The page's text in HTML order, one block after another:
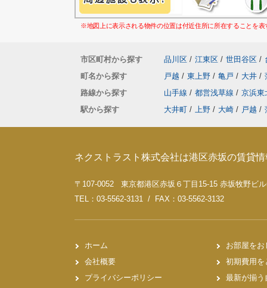
※地図上に表示される物件の位置は付近住所に所在することを
市区町村から探す 品川区 / 江東区 / 世田谷区 /
町名から探す
戸越 / 東上野 / 亀戸 / 大井 /
路線から探す
山手線 / 都営浅草線 / 京浜
駅から探す
大井町 / 上野 / 大崎 / 戸越 /
ネクストラスト株式会社は港区赤坂の賃貸
〒107-0052 東京都港区赤坂６丁目15-15 赤坂牧野ビ
TEL：03-5562-3131 / FAX：03-5562-3132
ホーム
会社概要
プライバシーポリシー
お部屋を
初期費用を
最新が揃う